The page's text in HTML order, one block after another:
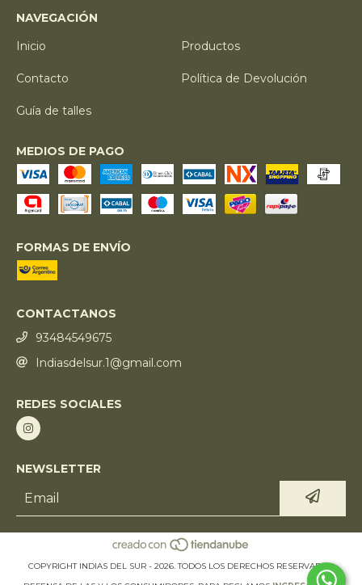
NAVEGACIÓN
Inicio
Productos
Contacto Política de Devolución
Guía de talles
MEDIOS DE PAGO
FORMAS DE ENVÍO
CONTACTANOS
93484549675
Indiasdelsur.1@gmail.com
REDES SOCIALES
NEWSLETTER
COPYRIGHT INDIAS DEL SUR - 2026. TODOS LOS DERECHOS RESERVADOS.